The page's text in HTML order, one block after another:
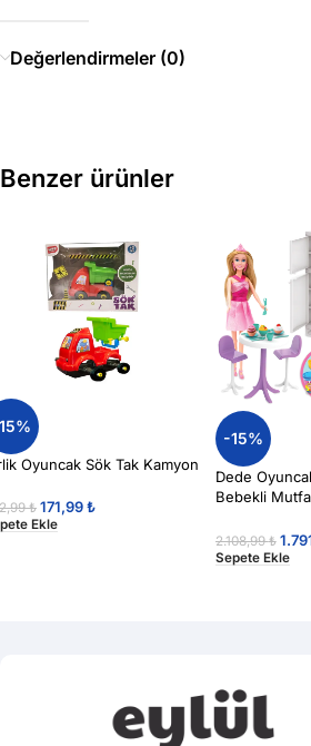
Değerlendirmeler (0)
Benzer ürünler
Oyuncak Sök Tak Kamyon
₺ 171,99₺
Ekle
-15%
Dede
Bebekli
2.108,99₺
Sepete Ekle